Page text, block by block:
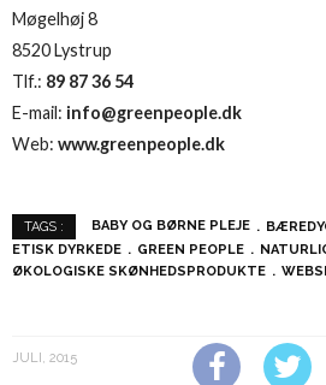
Møgelhøj 8
8520 Lystrup
Tlf.: 89 87 36 54
E-mail: info@greenpeople.dk
Web: www.greenpeople.dk
TAGS : BABY OG BØRNE PLEJE
ETISK DYRKEDE
GREEN PEOPLE
ØKOLOGISKE SKØNHEDSPRODUKTE
JULI, 2015